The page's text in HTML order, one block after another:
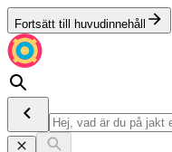
Fortsätt till huvudinnehåll